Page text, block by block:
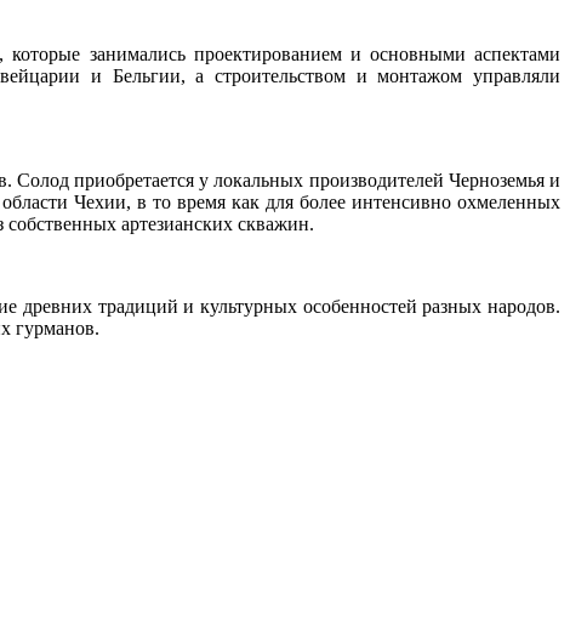
занимались проектированием и основными аспектами
и Бельгии, а строительством и монтажом управляли
Солод приобретается у локальных производителей Черноземья и
Чехии, в то время как для более интенсивно охмеленных
артезианских скважин.
древних традиций и культурных особенностей разных народов.
гурманов.